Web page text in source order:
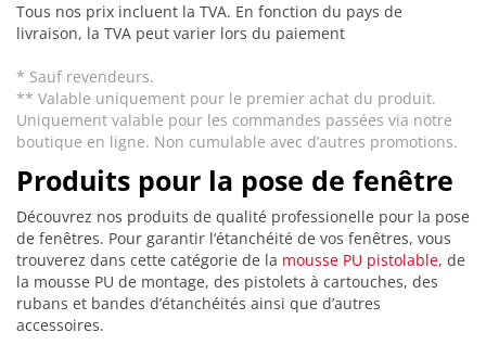
Tous nos prix incluent la TVA. En fonction du pays de
livraison, la TVA peut varier lors du paiement
* Sauf revendeurs.
** Valable uniquement pour le premier achat du produit.
Uniquement valable pour les commandes passées via notre
boutique en ligne. Non cumulable avec d’autres promotions.
Produits pour la pose de fenêtre
Découvrez nos produits de qualité professionelle pour la pose
de fenêtres. Pour garantir l‘étanchéité de vos fenêtres, vous
trouverez dans cette catégorie de la mousse PU pistolable, de
la mousse PU de montage, des pistolets à cartouches, des
rubans et bandes d’étanchéités ainsi que d’autres
accessoires.